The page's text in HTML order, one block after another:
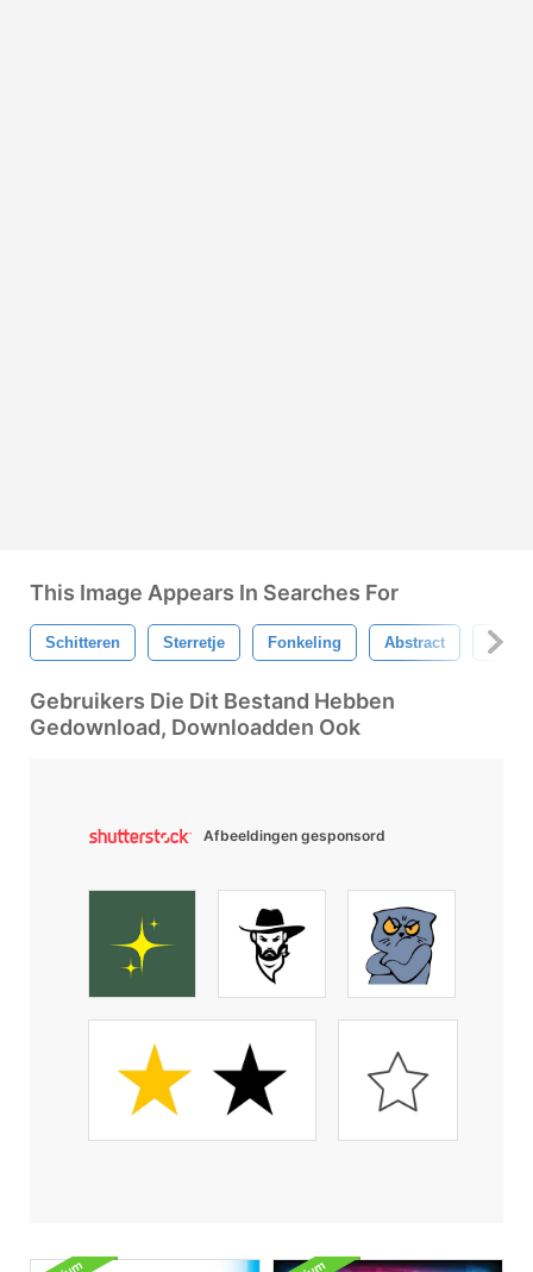
This Image Appears In Searches For
Schitteren Sterretje Fonkeling Abstract
Gebruikers Die Dit Bestand Hebben
Gedownload, Downloadden Ook
Afbeeldingen gesponsord